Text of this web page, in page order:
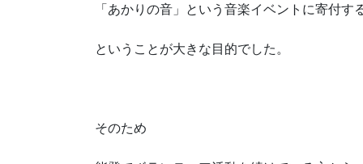
「あかりの音」という音楽イベントに寄付す
ということが大きな目的でした。
そのため